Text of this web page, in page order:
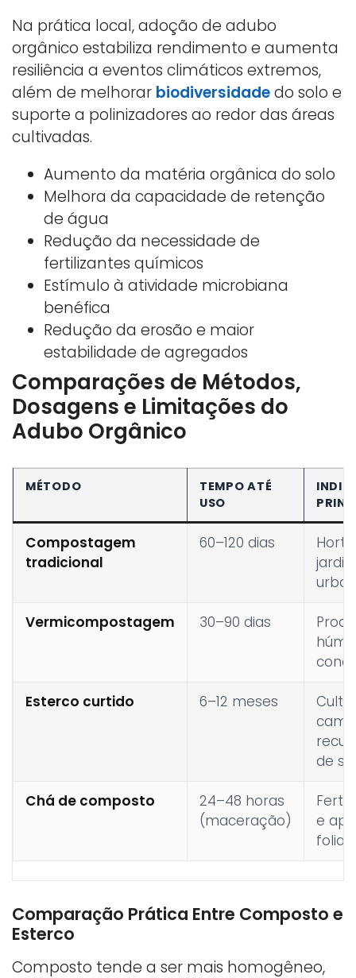
Na prática local, adoção de adubo
orgânico estabiliza rendimento e aumenta
resiliência a eventos climáticos extremos,
além de melhorar biodiversidadedo solo e
suporte a polinizadores ao redor das áreas
cultivadas.
Aumento da matéria orgânica do solo
Melhora da capacidade de retenção
de água
Redução da necessidade de
fertilizantes químicos
Estímulo à atividade microbiana
benéfica
Redução da erosão e maior
estabilidade de agregados
Comparações de Métodos,
Dosagens e Limitações do
Adubo Orgânico
MÉTODO
TEMPO ATÉ
USO
Compostagem
tradicional
60–120 dias
Vermicompostagem 30–90 dias
Esterco curtido 6–12 meses
de
Chá de composto
24–48 horas
(maceração)
e
foliar
Comparação Prática Entre Composto e
Esterco
Composto tende a ser mais homogêneo,